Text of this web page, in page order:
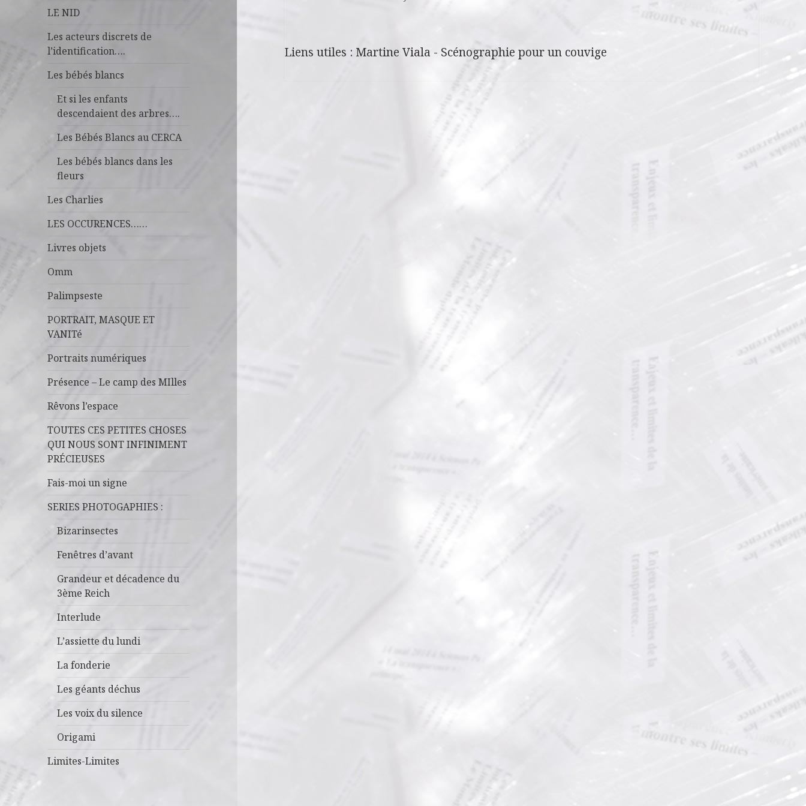
LE NID
Les acteurs discrets de
l’identification….
Les bébés blancs
Et si les enfants
descendaient des arbres….
Les Bébés Blancs au CERCA
Les bébés blancs dans les
fleurs
Les Charlies
LES OCCURENCES……
Livres objets
Omm
Palimpseste
PORTRAIT, MASQUE ET
VANITé
Portraits numériques
Présence – Le camp des MIlles
Rêvons l’espace
TOUTES CES PETITES CHOSES
QUI NOUS SONT INFINIMENT
PRÉCIEUSES
Fais-moi un signe
SERIES PHOTOGAPHIES :
Bizarinsectes
Fenêtres d’avant
Grandeur et décadence du
3ème Reich
Interlude
L’assiette du lundi
La fonderie
Les géants déchus
Les voix du silence
Origami
Limites-Limites
Liens utiles : Martine Viala - Scénographie pour un couvige